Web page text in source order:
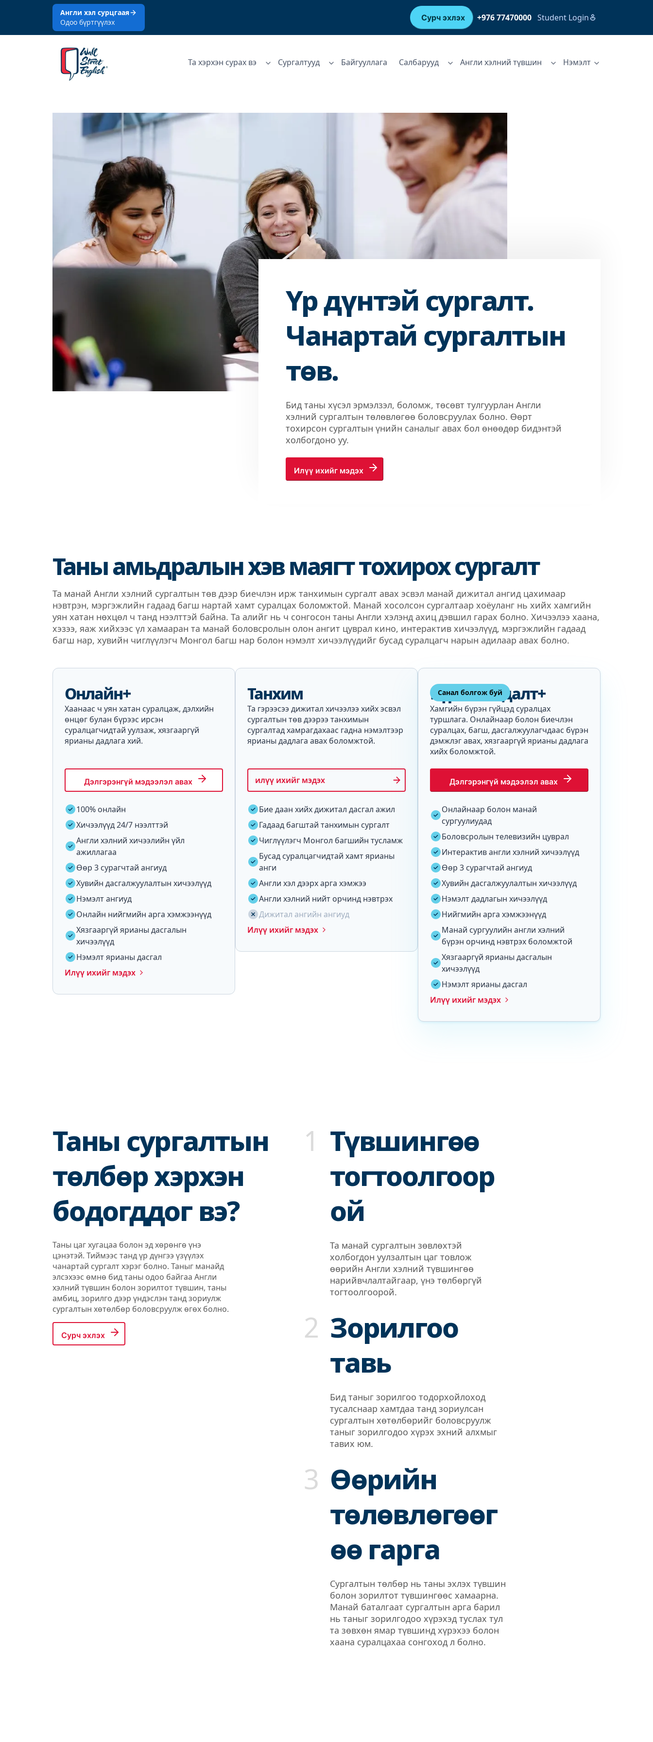
Англи хэл сурцгаая
Одоо бүртгүүлэх
Сурч эхлэх +976 77470000 Student Login
Та хэрхэн сурах вэ Сургалтууд Байгууллага Салбарууд Англи хэлний түвшин Нэмэлт
Үр дүнтэй сургалт.
Чанартай сургалтын
төв.
Бид таны хүсэл эрмэлзэл, боломж, төсөвт тулгуурлан Англи
хэлний сургалтын төлөвлөгөө боловсруулах болно. Өөрт
тохирсон сургалтын үнийн саналыг авах бол өнөөдөр бидэнтэй
холбогдоно уу.
Илүү ихийг мэдэх
Таны амьдралын хэв маягт тохирох сургалт
Та манай Англи хэлний сургалтын төв дээр биечлэн ирж танхимын сургалт авах эсвэл манай дижитал ангид цахимаар
нэвтрэн, мэргэжлийн гадаад багш нартай хамт суралцах боломжтой. Манай хосолсон сургалтаар хоёуланг нь хийх хамгийн
уян хатан нөхцөл ч танд нээлттэй байна. Та алийг нь ч сонгосон таны Англи хэлэнд ахиц дэвшил гарах болно. Хичээлээ хаана,
хэзээ, яаж хийхээс үл хамааран та манай боловсролын олон ангит цуврал кино, интерактив хичээлүүд, мэргэжлийн гадаад
багш нар, хувийн чиглүүлэгч Монгол багш нар болон нэмэлт хичээлүүдийг бусад суралцагч нарын адилаар авах болно.
Онлайн+
Хаанаас ч уян хатан суралцаж, дэлхийн
өнцөг булан бүрээс ирсэн
суралцагчидтай уулзаж, хязгааргүй
ярианы дадлага хий.
Дэлгэрэнгүй мэдээлэл авах
100% онлайн
Хичээлүүд 24/7 нээлттэй
Англи хэлний хичээлийн үйл
ажиллагаа
Өөр 3 сурагчтай ангиуд
Хувийн дасгалжуулалтын хичээлүүд
Нэмэлт ангиуд
Онлайн нийгмийн арга хэмжээнүүд
Хязгааргүй ярианы дасгалын
хичээлүүд
Нэмэлт ярианы дасгал
Илүү ихийг мэдэх
Танхим
Та гэрээсээ дижитал хичээлээ хийх эсвэл
сургалтын төв дээрээ танхимын
сургалтад хамрагдахаас гадна нэмэлтээр
ярианы дадлага авах боломжтой.
илүү ихийг мэдэх
Бие даан хийх дижитал дасгал ажил
Гадаад багштай танхимын сургалт
Чиглүүлэгч Монгол багшийн тусламж
Бусад суралцагчидтай хамт ярианы
анги
Англи хэл дээрх арга хэмжээ
Англи хэлний нийт орчинд нэвтрэх
Дижитал ангийн ангиуд
Илүү ихийг мэдэх
Санал болгож буй
Бүрэн хандалт+
Хамгийн бүрэн гүйцэд суралцах
туршлага. Онлайнаар болон биечлэн
суралцах, багш, дасгалжуулагчдаас бүрэн
дэмжлэг авах, хязгааргүй ярианы дадлага
хийх боломжтой.
Дэлгэрэнгүй мэдээлэл авах
Онлайнаар болон манай
сургуулиудад
Боловсролын телевизийн цуврал
Интерактив англи хэлний хичээлүүд
Өөр 3 сурагчтай ангиуд
Хувийн дасгалжуулалтын хичээлүүд
Нэмэлт дадлагын хичээлүүд
Нийгмийн арга хэмжээнүүд
Манай сургуулийн англи хэлний
бүрэн орчинд нэвтрэх боломжтой
Хязгааргүй ярианы дасгалын
хичээлүүд
Нэмэлт ярианы дасгал
Илүү ихийг мэдэх
Таны сургалтын
төлбөр хэрхэн
бодогддог вэ?
Таны цаг хугацаа болон эд хөрөнгө үнэ
цэнэтэй. Тиймээс танд үр дүнгээ үзүүлэх
чанартай сургалт хэрэг болно. Таныг манайд
элсэхээс өмнө бид таны одоо байгаа Англи
хэлний түвшин болон зорилтот түвшин, таны
амбиц, зорилго дээр үндэслэн танд зориулж
сургалтын хөтөлбөр боловсруулж өгөх болно.
Сурч эхлэх
1 Түвшингөө
тогтоолгоор
ой
Та манай сургалтын зөвлөхтэй
холбогдон уулзалтын цаг товлож
өөрийн Англи хэлний түвшингөө
нарийвчлалтайгаар, үнэ төлбөргүй
тогтоолгоорой.
2 Зорилгоо
тавь
Бид таныг зорилгоо тодорхойлоход
тусалснаар хамтдаа танд зориулсан
сургалтын хөтөлбөрийг боловсруулж
таныг зорилгодоо хүрэх эхний алхмыг
тавих юм.
3 Өөрийн
төлөвлөгөөг
өө гарга
Сургалтын төлбөр нь таны эхлэх түвшин
болон зорилтот түвшингөөс хамаарна.
Манай баталгаат сургалтын арга барил
нь таныг зорилгодоо хүрэхэд туслах тул
та зөвхөн ямар түвшинд хүрэхээ болон
хаана суралцахаа сонгоход л болно.